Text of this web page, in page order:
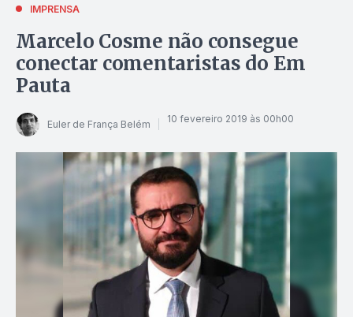
IMPRENSA
Marcelo Cosme não consegue
conectar comentaristas do Em
Pauta
Euler de França Belém 10 fevereiro 2019 às 00h00